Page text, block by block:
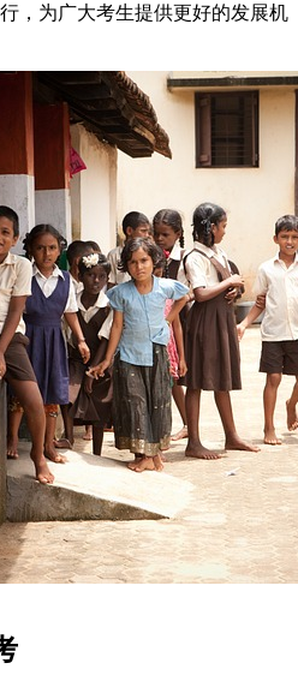
，为广大考生提供更好的发展机